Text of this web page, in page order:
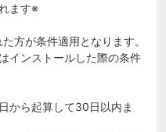
ます※
方が条件適用となります。
インストールした際の条件
から起算して30日以内ま